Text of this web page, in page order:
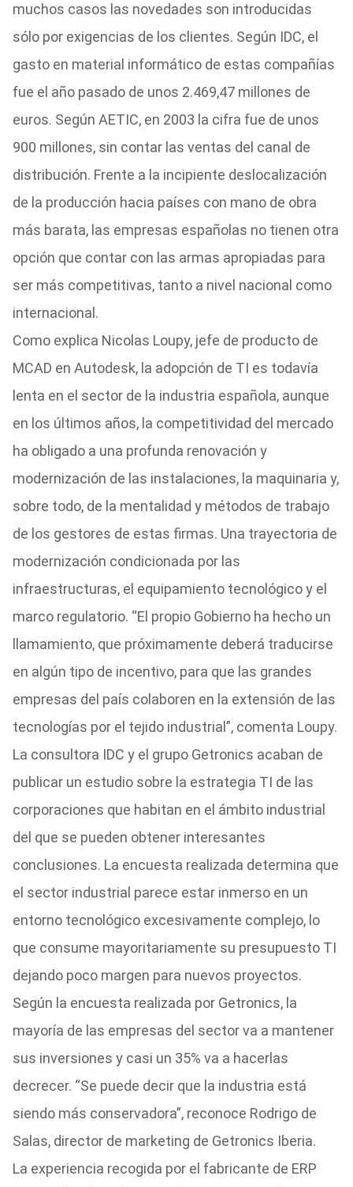
muchos casos las novedades son introducidas
sólo por exigencias de los clientes. Según IDC, el
gasto en material informático de estas compañías
fue el año pasado de unos 2.469,47 millones de
euros. Según AETIC, en 2003 la cifra fue de unos
900 millones, sin contar las ventas del canal de
distribución. Frente a la incipiente deslocalización
de la producción hacia países con mano de obra
más barata, las empresas españolas no tienen otra
opción que contar con las armas apropiadas para
ser más competitivas, tanto a nivel nacional como
internacional.
Como explica Nicolas Loupy, jefe de producto de
MCAD en Autodesk, la adopción de TI es todavía
lenta en el sector de la industria española, aunque
en los últimos años, la competitividad del mercado
ha obligado a una profunda renovación y
modernización de las instalaciones, la maquinaria y,
sobre todo, de la mentalidad y métodos de trabajo
de los gestores de estas firmas. Una trayectoria de
modernización condicionada por las
infraestructuras, el equipamiento tecnológico y el
marco regulatorio. “El propio Gobierno ha hecho un
llamamiento, que próximamente deberá traducirse
en algún tipo de incentivo, para que las grandes
empresas del país colaboren en la extensión de las
tecnologías por el tejido industrial”, comenta Loupy.
La consultora IDC y el grupo Getronics acaban de
publicar un estudio sobre la estrategia TI de las
corporaciones que habitan en el ámbito industrial
del que se pueden obtener interesantes
conclusiones. La encuesta realizada determina que
el sector industrial parece estar inmerso en un
entorno tecnológico excesivamente complejo, lo
que consume mayoritariamente su presupuesto TI
dejando poco margen para nuevos proyectos.
Según la encuesta realizada por Getronics, la
mayoría de las empresas del sector va a mantener
sus inversiones y casi un 35% va a hacerlas
decrecer. “Se puede decir que la industria está
siendo más conservadora”, reconoce Rodrigo de
Salas, director de marketing de Getronics Iberia.
La experiencia recogida por el fabricante de ERP